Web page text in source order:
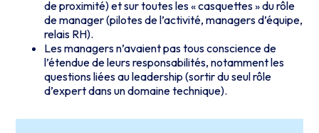
de proximité) et sur toutes les « casquettes » du rôle
de manager (pilotes de l’activité, managers d’équipe,
relais RH).
Les managers n’avaient pas tous conscience de
l’étendue de leurs responsabilités, notamment les
questions liées au leadership (sortir du seul rôle
d’expert dans un domaine technique).